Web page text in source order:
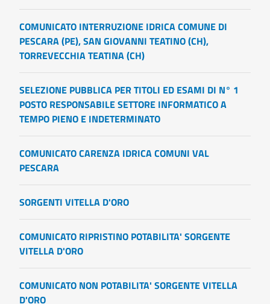
COMUNICATO INTERRUZIONE IDRICA COMUNE DI
PESCARA (PE), SAN GIOVANNI TEATINO (CH),
TORREVECCHIA TEATINA (CH)
SELEZIONE PUBBLICA PER TITOLI ED ESAMI DI N° 1
POSTO RESPONSABILE SETTORE INFORMATICO A
TEMPO PIENO E INDETERMINATO
COMUNICATO CARENZA IDRICA COMUNI VAL
PESCARA
SORGENTI VITELLA D'ORO
COMUNICATO RIPRISTINO POTABILITA' SORGENTE
VITELLA D'ORO
COMUNICATO NON POTABILITA' SORGENTE VITELLA
D'ORO